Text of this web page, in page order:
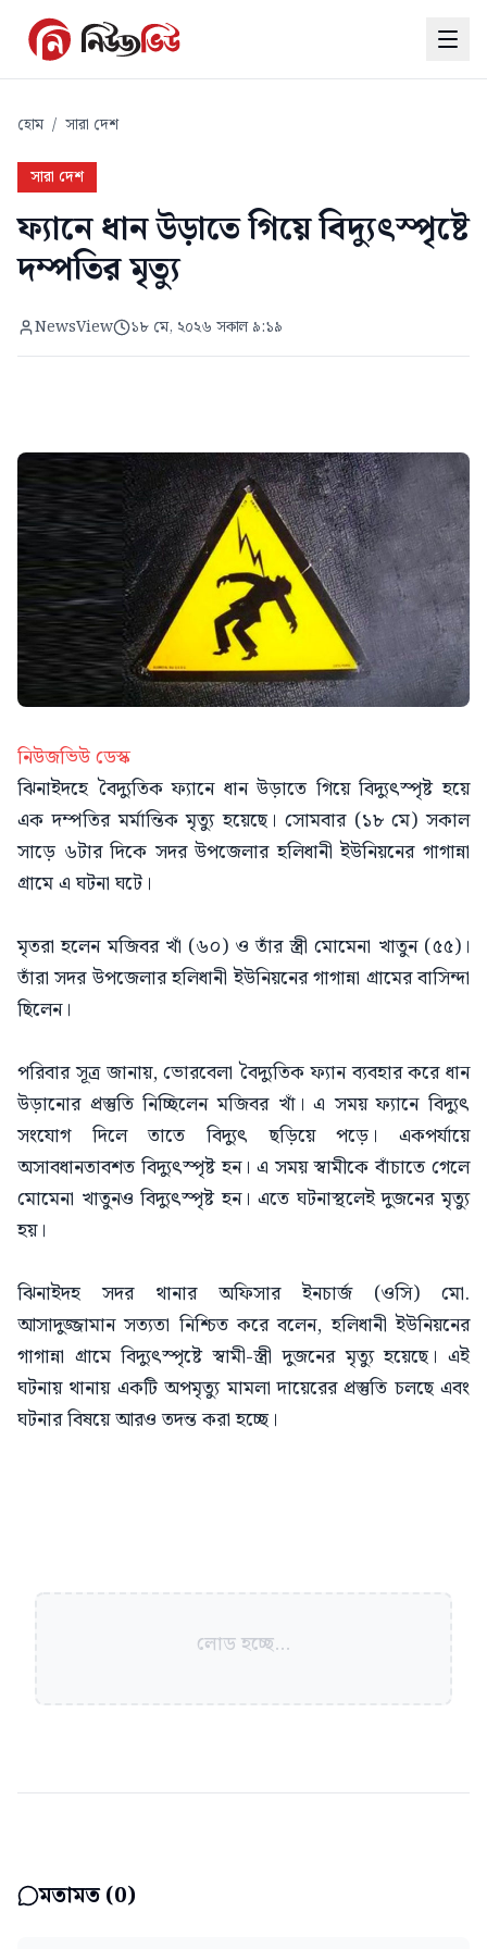
হোম / সারা দেশ
সারা দেশ
ফ্যানে ধান উড়াতে গিয়ে বিদ্যুৎস্পৃষ্টে
দম্পতির মৃত্যু
NewsView ১৮ মে, ২০২৬ সকাল ৯:১৯
নিউজভিউ ডেস্ক
ঝিনাইদহে বৈদ্যুতিক ফ্যানে ধান উড়াতে গিয়ে বিদ্যুৎস্পৃষ্ট হয়ে
এক দম্পতির মর্মান্তিক মৃত্যু হয়েছে। সোমবার (১৮ মে) সকাল
সাড়ে ৬টার দিকে সদর উপজেলার হলিধানী ইউনিয়নের গাগান্না
গ্রামে এ ঘটনা ঘটে।
মৃতরা হলেন মজিবর খাঁ (৬০) ও তাঁর স্ত্রী মোমেনা খাতুন (৫৫)।
তাঁরা সদর উপজেলার হলিধানী ইউনিয়নের গাগান্না গ্রামের বাসিন্দা
ছিলেন।
‎পরিবার সূত্র জানায়, ভোরবেলা বৈদ্যুতিক ফ্যান ব্যবহার করে ধান
উড়ানোর প্রস্তুতি নিচ্ছিলেন মজিবর খাঁ। এ সময় ফ্যানে বিদ্যুৎ
সংযোগ দিলে তাতে বিদ্যুৎ ছড়িয়ে পড়ে। একপর্যায়ে
অসাবধানতাবশত বিদ্যুৎস্পৃষ্ট হন। এ সময় স্বামীকে বাঁচাতে গেলে
মোমেনা খাতুনও বিদ্যুৎস্পৃষ্ট হন। এতে ঘটনাস্থলেই দুজনের মৃত্যু
হয়।
‎ঝিনাইদহ সদর থানার অফিসার ইনচার্জ (ওসি) মো.
আসাদুজ্জামান সত্যতা নিশ্চিত করে বলেন, হলিধানী ইউনিয়নের
গাগান্না গ্রামে বিদ্যুৎস্পৃষ্টে স্বামী-স্ত্রী দুজনের মৃত্যু হয়েছে। এই
ঘটনায় থানায় একটি অপমৃত্যু মামলা দায়েরের প্রস্তুতি চলছে এবং
ঘটনার বিষয়ে আরও তদন্ত করা হচ্ছে।
লোড হচ্ছে...
মতামত (0)